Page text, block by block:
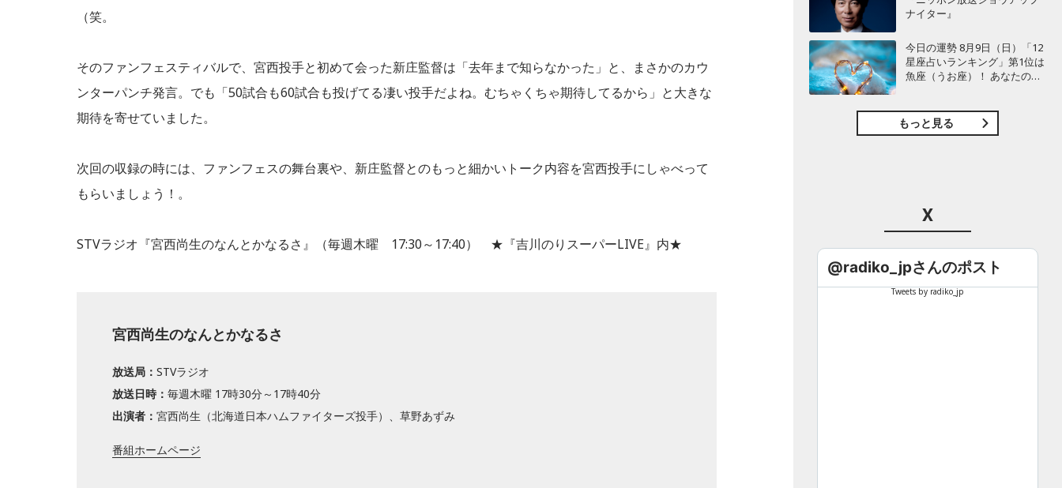
（笑。
そのファンフェスティバルで、宮西投手と初めて会った新庄監督は「去年まで知らなかった」と、まさかのカウ
ンターパンチ発言。でも「50試合も60試合も投げてる凄い投手だよね。むちゃくちゃ期待してるから」と大きな
期待を寄せていました。
次回の収録の時には、ファンフェスの舞台裏や、新庄監督とのもっと細かいトーク内容を宮西投手にしゃべって
もらいましょう！。
STVラジオ『宮西尚生のなんとかなるさ』（毎週木曜 17:30～17:40） ★『吉川のりスーパーLIVE』内★
宮西尚生のなんとかなるさ
放送局： STVラジオ
放送日時： 毎週木曜 17時30分～17時40分
出演者： 宮西尚生（北海道日本ハムファイターズ投手）、草野あずみ
番組ホームページ
ナイター』
今日の運勢 8月9日（日）「12
星座占いランキング」第1位は
魚座（うお座）！ あなたの星
もっと見る
X
@radiko_jpさんのポスト
Tweets by radiko_jp